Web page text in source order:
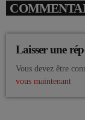
Laisser une
Vous devez être
vous maintenant